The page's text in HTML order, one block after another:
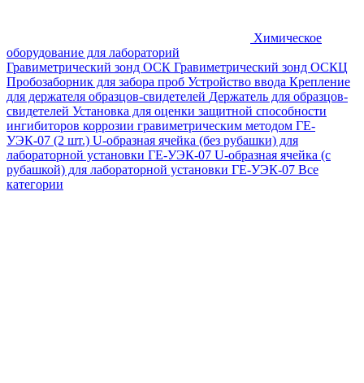
Химическое
оборудование для лабораторий
Гравиметрический зонд ОСК Гравиметрический зонд ОСКЦ
Пробозаборник для забора проб Устройство ввода Крепление
для держателя образцов-свидетелей Держатель для образцов-
свидетелей Установка для оценки защитной способности
ингибиторов коррозии гравиметрическим методом ГЕ-
УЭК-07 (2 шт.) U-образная ячейка (без рубашки) для
лабораторной установки ГЕ-УЭК-07 U-образная ячейка (с
рубашкой) для лабораторной установки ГЕ-УЭК-07 Все
категории